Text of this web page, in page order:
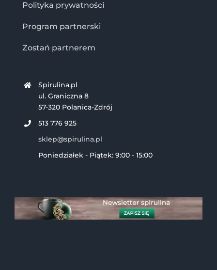
Polityka prywatności
Program partnerski
Zostań partnerem
Spirulina.pl
ul. Graniczna 8
57-320 Polanica-Zdrój
513 776 925
sklep@spirulina.pl
Poniedziałek - Piątek: 9:00 - 15:00